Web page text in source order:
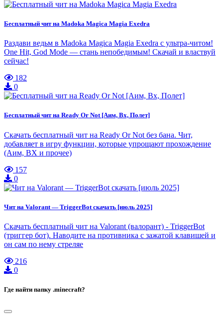
Бесплатный чит на Madoka Magica Magia Exedra
Раздави ведьм в Madoka Magica Magia Exedra с ультра-читом!
One Hit, God Mode — стань непобедимым! Скачай и властвуй
сейчас!
182
0
Бесплатный чит на Ready Or Not [Аим, Вх, Полет]
Скачать бесплатный чит на Ready Or Not без бана. Чит,
добавляет в игру функции, которые упрощают прохождение
(Аим, ВХ и прочее)
157
0
Чит на Valorant — TriggerBot скачать [июль 2025]
Скачать бесплатный чит на Valorant (валорант) - TriggerBot
(триггер бот). Наводите на противника с зажатой клавишей и
он сам по нему стреляе
216
0
Где найти папку .minecraft?